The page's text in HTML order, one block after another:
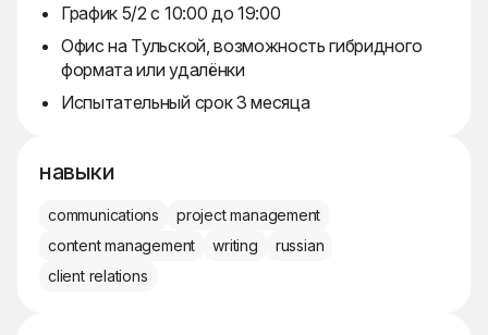
График 5/2 с 10:00 до 19:00
Офис на Тульской, возможность гибридного
формата или удалёнки
Испытательный срок 3 месяца
навыки
communications
project management
content management
writing
russian
client relations